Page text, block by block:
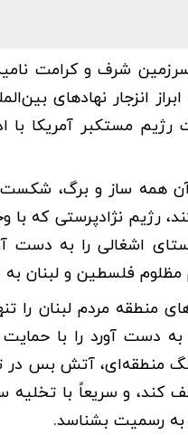
سرزمین شرف و کرامت
انزجار نهادهای
رژیم مستکبر آمریکا
آن همه ساز و برگ،
رژیم نژادپرستی که با
اشغالی را به دست
فلسطین و لبنان
منطقه مردم لبنان را
دست آورد را با حمایت
منطقه‌ای، آتش بس در
کند، و سریعاً با
به رسمیت بشناسد.